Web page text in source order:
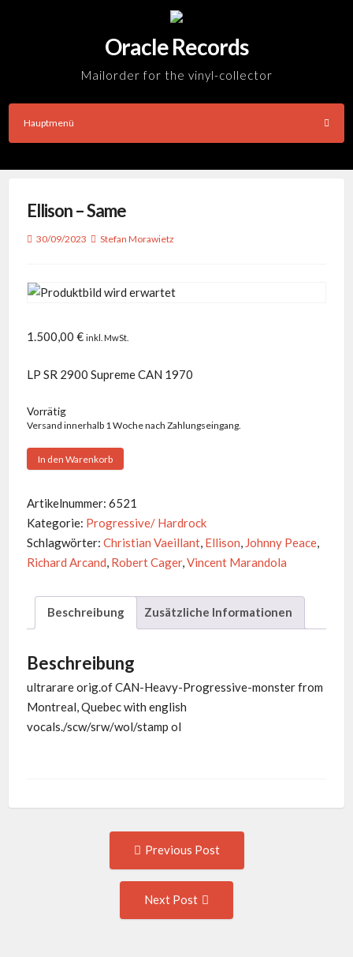
Oracle Records
Mailorder for the vinyl-collector
Hauptmenü
Ellison – Same
30/09/2023 Stefan Morawietz
1.500,00 € inkl. MwSt.
LP SR 2900 Supreme CAN 1970
Vorrätig
Versand innerhalb 1 Woche nach Zahlungseingang.
Ellison
Same
Menge
In den Warenkorb
Artikelnummer: 6521
Kategorie: Progressive/ Hardrock
Schlagwörter: Christian Vaeillant, Ellison, Johnny Peace,
Richard Arcand, Robert Cager,Vincent Marandola
Beschreibung Zusätzliche Informationen
Beschreibung
ultrarare orig.of CAN-Heavy-Progressive-monster from
Montreal, Quebec with english
vocals./scw/srw/wol/stamp ol
navigation
Previous Post
Next Post